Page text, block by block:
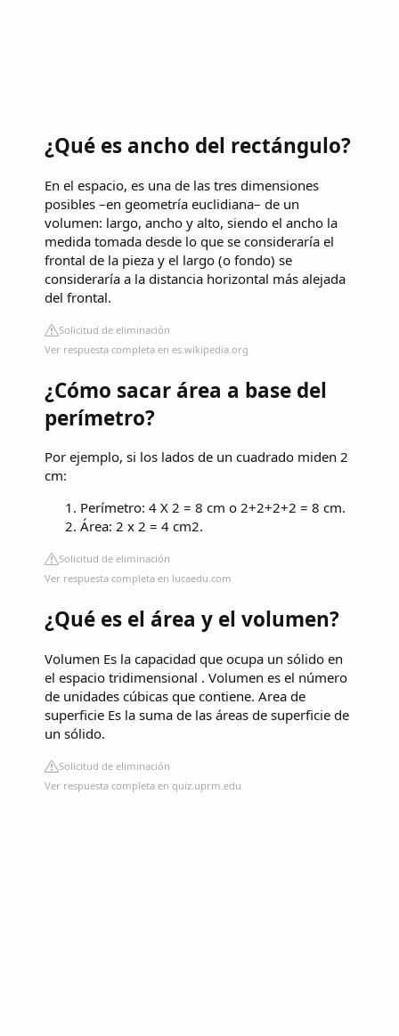
¿Qué es ancho del rectángulo?
En el espacio, es una de las tres dimensiones
posibles –en geometría euclidiana– de un
volumen: largo, ancho y alto, siendo el ancho la
medida tomada desde lo que se consideraría el
frontal de la pieza y el largo (o fondo) se
consideraría a la distancia horizontal más alejada
del frontal.
Solicitud de eliminación
Ver respuesta completa en es.wikipedia.org
¿Cómo sacar área a base del
perímetro?
Por ejemplo, si los lados de un cuadrado miden 2
cm:
Perímetro: 4 X 2 = 8 cm o 2+2+2+2 = 8 cm.
Área: 2 x 2 = 4 cm2.
Solicitud de eliminación
Ver respuesta completa en lucaedu.com
¿Qué es el área y el volumen?
Volumen Es la capacidad que ocupa un sólido en
el espacio tridimensional . Volumen es el número
de unidades cúbicas que contiene. Area de
superficie Es la suma de las áreas de superficie de
un sólido.
Solicitud de eliminación
Ver respuesta completa en quiz.uprm.edu